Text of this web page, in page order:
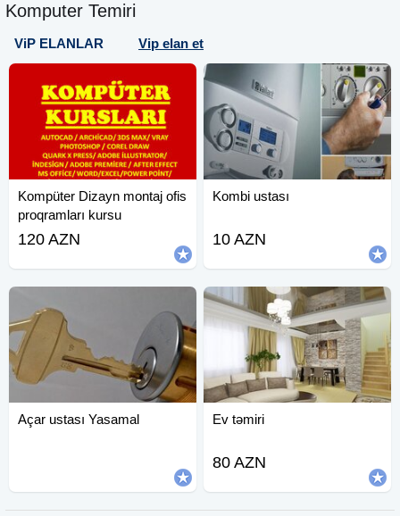
Komputer Temiri
ViP ELANLAR Vip elan et
Kompüter Dizayn montaj ofis
proqramları kursu
120 AZN
Kombi ustası
10 AZN
Açar ustası Yasamal Ev təmiri
80 AZN